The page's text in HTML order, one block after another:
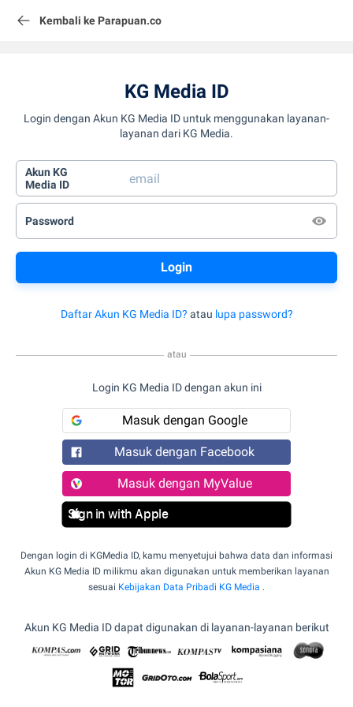
Kembali ke Parapuan.co
KG Media ID
Login dengan Akun KG Media ID untuk menggunakan layanan-
layanan dari KG Media.
Akun KG
Media ID
Password
Daftar Akun KG Media ID? atau lupa password?
atau
Login KG Media ID dengan akun ini
Masuk dengan Google
Masuk dengan Facebook
Masuk dengan MyValue
Sign in with Apple
Dengan login di KGMedia ID, kamu menyetujui bahwa data dan informasi
Akun KG Media ID milikmu akan digunakan untuk memberikan layanan
sesuai Kebijakan Data Pribadi KG Media .
Akun KG Media ID dapat digunakan di layanan-layanan berikut